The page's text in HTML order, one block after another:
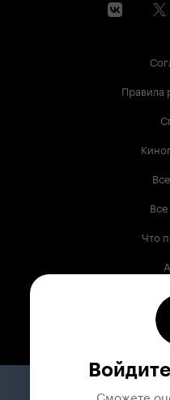
Правила
Что
Сможете